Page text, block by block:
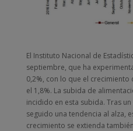
El Instituto Nacional de
septiembre, que ha
0,2%, con lo que el
el 1,8%. La subida de
incidido en esta subida. Tras
seguido una tendencia al alza,
crecimiento se extienda